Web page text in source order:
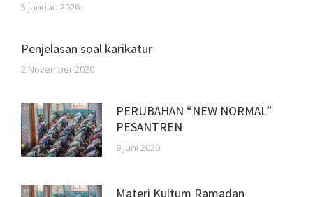
5 Januari 2026
Penjelasan soal karikatur
2 November 2020
PERUBAHAN “NEW NORMAL”
PESANTREN
9 Juni 2020
Materi Kultum Ramadan